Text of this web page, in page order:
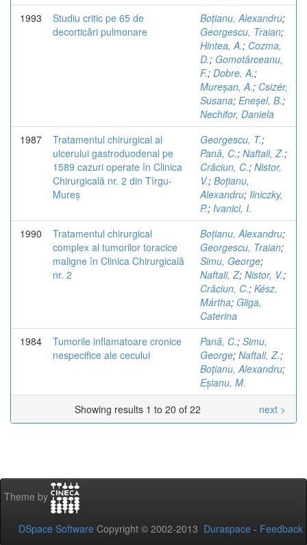
1993
Studiu critic pe 65 de
decorticări pulmonare
Boțianu, Alexandru;
Georgescu, Traian;
Hintea, A.; Cozma,
D.; Gomotârceanu,
F.; Dobre, A.;
Mureșan, A.; Csizér,
Susana; Eneșel, B.;
Nechifor, Daniela
1987
Tratamentul chirurgical al
ulcerului gastroduodenal pe
1589 cazuri operate în Clinica
Chirurgicală nr. 2 din Tîrgu-
Mureș
Georgescu, T.;
Pană, C.; Naftali, Z.;
Crăciun, C.; Nistor,
V.; Boțianu,
Alexandru; Ilniczky,
P.; Ivanici, I.
1990
Tratamentul chirurgical
complex al tumorilor toracice
maligne în Clinica Chirurgicală
nr. 2
Boțianu, Alexandru;
Georgescu, Traian;
Simu, George;
Naftali, Z; Nistor, V.;
Crăciun, C.; Kész,
Mártha; Gliga,
Caterina
1984
Tumorile inflamatoare cronice
nespecifice ale cecului
Pană, C.; Simu,
George; Naftali, Z.;
Boțianu, Alexandru;
Eșianu, M.
Showing results 1 to 20 of 22
next >
Theme by
DSpace Software Copyright © 2002-2013 Duraspace - Feedback